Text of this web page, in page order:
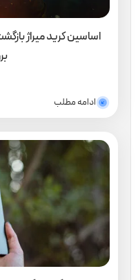
اساسین کرید میراژ
ادامه مطلب